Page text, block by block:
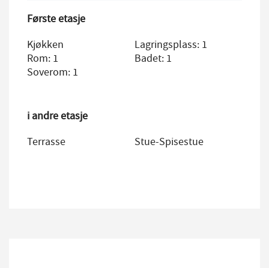
Første etasje
Kjøkken
Lagringsplass: 1
Rom: 1
Badet: 1
Soverom: 1
i andre etasje
Terrasse
Stue-Spisestue